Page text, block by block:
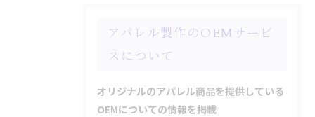
アパレル製作のOEMサービ
スについて
オリジナルのアパレル商品を提供している
OEMについての情報を掲載